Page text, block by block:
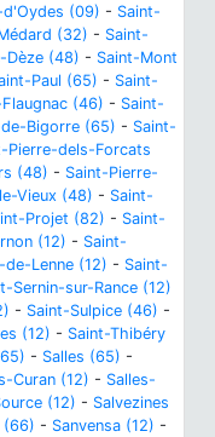
(09) - Saint-
(32) - Saint-
Dèze (48) - Saint-Mont
Paul (65) - Saint-
(46) - Saint-
Bigorre (65) - Saint-
Pierre-dels-Forcats
(48) - Saint-Pierre-
Vieux (48) - Saint-
Projet (82) - Saint-
(12) - Saint-
Lenne (12) - Saint-
Sernin-sur-Rance (12)
- Saint-Sulpice (46) -
(12) - Saint-Thibéry
- Salles (65) -
Curan (12) - Salles-
(12) - Salvezines
(66) - Sanvensa (12) -